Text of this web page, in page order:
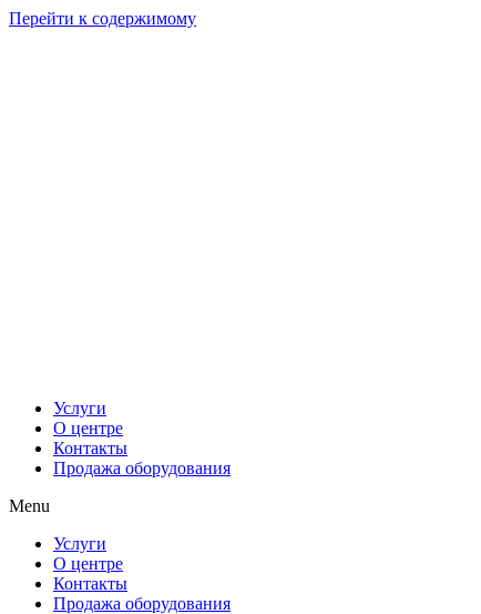
Перейти к содержимому
Услуги
О центре
Контакты
Продажа оборудования
Menu
Услуги
О центре
Контакты
Продажа оборудования